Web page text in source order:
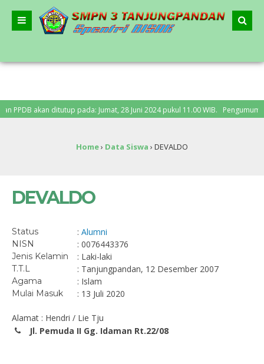
akan ditutup pada: Jumat, 28 Juni 2024 pukul 11.00 WIB. Pengumuman
Home› Data Siswa › DEVALDO
DEVALDO
Status : Alumni
NISN : 0076443376
Jenis Kelamin : Laki-laki
T.T.L : Tanjungpandan, 12 Desember 2007
Agama : Islam
Mulai Masuk : 13 Juli 2020
Alamat : Hendri / Lie Tju
Jl. Pemuda II Gg. Idaman Rt.22/08